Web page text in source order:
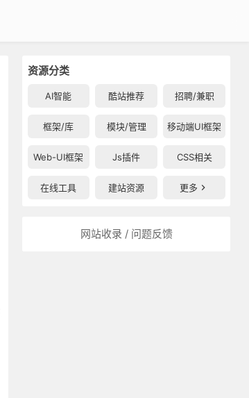
资源分类
AI智能 酷站推荐 招聘/兼职
框架/库 模块/管理 移动端UI框架
Web-UI框架 Js插件 CSS相关
在线工具 建站资源 更多
网站收录 / 问题反馈